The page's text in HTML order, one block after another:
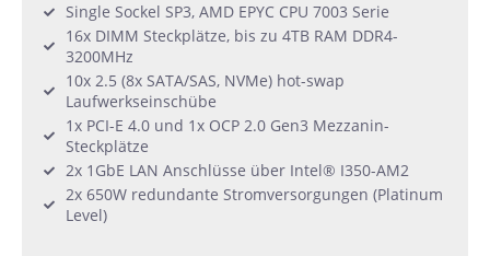
Single Sockel SP3, AMD EPYC CPU 7003 Serie
16x DIMM Steckplätze, bis zu 4TB RAM DDR4-
3200MHz
10x 2.5 (8x SATA/SAS, NVMe) hot-swap
Laufwerkseinschübe
1x PCI-E 4.0 und 1x OCP 2.0 Gen3 Mezzanin-
Steckplätze
2x 1GbE LAN Anschlüsse über Intel® I350-AM2
2x 650W redundante Stromversorgungen (Platinum
Level)